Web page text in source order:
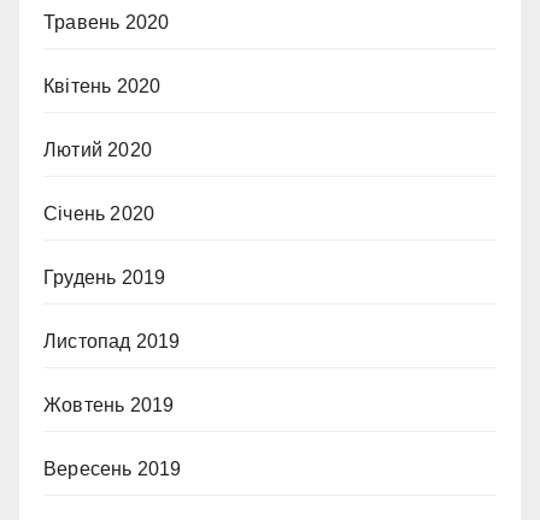
Травень 2020
Квітень 2020
Лютий 2020
Січень 2020
Грудень 2019
Листопад 2019
Жовтень 2019
Вересень 2019